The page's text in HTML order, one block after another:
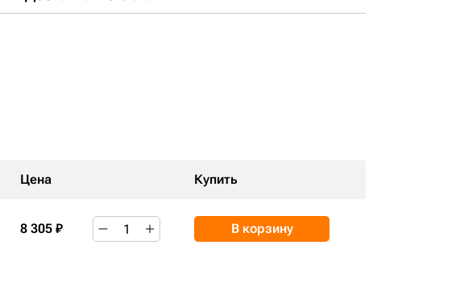
Цена Купить
8 305 ₽ В корзину